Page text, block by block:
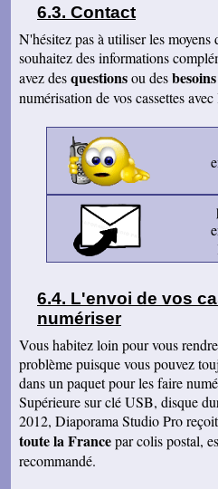
Contact
N'hésitez pas à utiliser les moyens
souhaitez des informations
avez desquestionsou des
numérisation de vos cassettes
L'envoi de vos
numériser
Vous habitez loin pour vous
problème puisque vous pouvez
dans un paquet pour les faire
Supérieure sur clé USB, disque
2012, Diaporama Studio Pro
toute la Francepar colis postal,
recommandé.